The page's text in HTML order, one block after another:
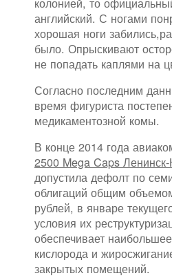
английский. С ногами
хорошая ноги
было. Опрыскивают
не попадать каплями на
Согласно последним
время фигуриста
медикаментозной комы.
В конце 2014 года
2500 Mega Caps Ленинск-
допустила дефолт по
облигаций общим
рублей, в январе
условия их
обеспечивает
кислорода и
закрытых помещений.